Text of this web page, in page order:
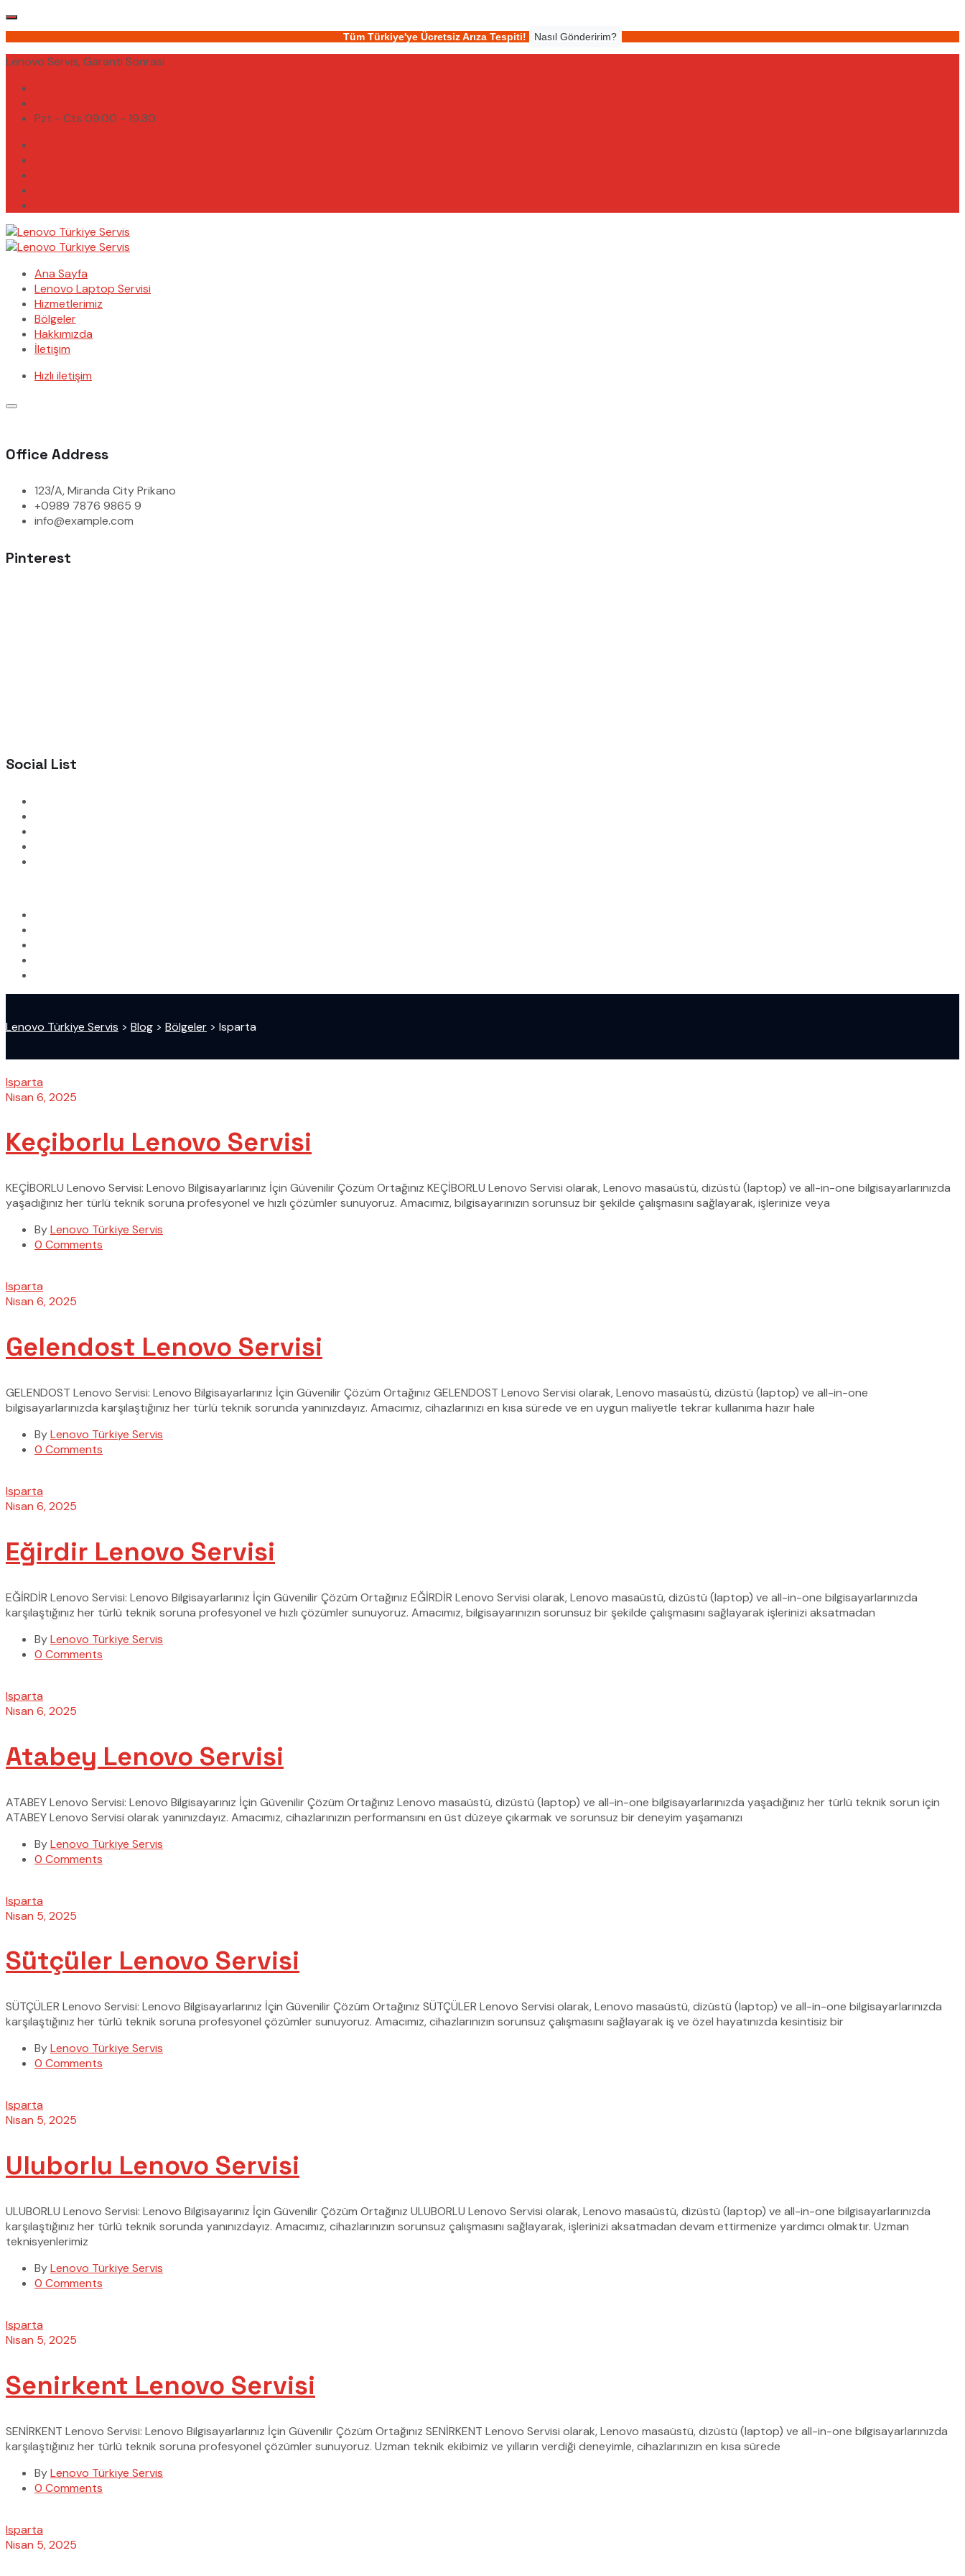
Tüm Türkiye'ye Ücretsiz Arıza Tespiti! Nasıl Gönderirim?
Lenovo Servis, Garanti Sonrası
Pzt - Cts 09.00 - 19.30
Ana Sayfa
Lenovo Laptop Servisi
Hizmetlerimiz
Bölgeler
Hakkımızda
İletişim
Hızlı iletişim
Office Address
123/A, Miranda City Prikano
+0989 7876 9865 9
info@example.com
Pinterest
Social List
Lenovo Türkiye Servis > Blog > Bölgeler > Isparta
Isparta
Nisan 6, 2025
Keçiborlu Lenovo Servisi
KEÇİBORLU Lenovo Servisi: Lenovo Bilgisayarlarınız İçin Güvenilir Çözüm Ortağınız KEÇİBORLU Lenovo Servisi olarak, Lenovo masaüstü, dizüstü (laptop) ve all-in-one bilgisayarlarınızda
yaşadığınız her türlü teknik soruna profesyonel ve hızlı çözümler sunuyoruz. Amacımız, bilgisayarınızın sorunsuz bir şekilde çalışmasını sağlayarak, işlerinize veya
ByLenovo Türkiye Servis
0 Comments
Isparta
Nisan 6, 2025
Gelendost Lenovo Servisi
GELENDOST Lenovo Servisi: Lenovo Bilgisayarlarınız İçin Güvenilir Çözüm Ortağınız GELENDOST Lenovo Servisi olarak, Lenovo masaüstü, dizüstü (laptop) ve all-in-one
bilgisayarlarınızda karşılaştığınız her türlü teknik sorunda yanınızdayız. Amacımız, cihazlarınızı en kısa sürede ve en uygun maliyetle tekrar kullanıma hazır hale
ByLenovo Türkiye Servis
0 Comments
Isparta
Nisan 6, 2025
Eğirdir Lenovo Servisi
EĞİRDİR Lenovo Servisi: Lenovo Bilgisayarlarınız İçin Güvenilir Çözüm Ortağınız EĞİRDİR Lenovo Servisi olarak, Lenovo masaüstü, dizüstü (laptop) ve all-in-one bilgisayarlarınızda
karşılaştığınız her türlü teknik soruna profesyonel ve hızlı çözümler sunuyoruz. Amacımız, bilgisayarınızın sorunsuz bir şekilde çalışmasını sağlayarak işlerinizi aksatmadan
ByLenovo Türkiye Servis
0 Comments
Isparta
Nisan 6, 2025
Atabey Lenovo Servisi
ATABEY Lenovo Servisi: Lenovo Bilgisayarınız İçin Güvenilir Çözüm Ortağınız Lenovo masaüstü, dizüstü (laptop) ve all-in-one bilgisayarlarınızda yaşadığınız her türlü teknik sorun için
ATABEY Lenovo Servisi olarak yanınızdayız. Amacımız, cihazlarınızın performansını en üst düzeye çıkarmak ve sorunsuz bir deneyim yaşamanızı
ByLenovo Türkiye Servis
0 Comments
Isparta
Nisan 5, 2025
Sütçüler Lenovo Servisi
SÜTÇÜLER Lenovo Servisi: Lenovo Bilgisayarlarınız İçin Güvenilir Çözüm Ortağınız SÜTÇÜLER Lenovo Servisi olarak, Lenovo masaüstü, dizüstü (laptop) ve all-in-one bilgisayarlarınızda
karşılaştığınız her türlü teknik soruna profesyonel çözümler sunuyoruz. Amacımız, cihazlarınızın sorunsuz çalışmasını sağlayarak iş ve özel hayatınızda kesintisiz bir
ByLenovo Türkiye Servis
0 Comments
Isparta
Nisan 5, 2025
Uluborlu Lenovo Servisi
ULUBORLU Lenovo Servisi: Lenovo Bilgisayarınız İçin Güvenilir Çözüm Ortağınız ULUBORLU Lenovo Servisi olarak, Lenovo masaüstü, dizüstü (laptop) ve all-in-one bilgisayarlarınızda
karşılaştığınız her türlü teknik sorunda yanınızdayız. Amacımız, cihazlarınızın sorunsuz çalışmasını sağlayarak, işlerinizi aksatmadan devam ettirmenize yardımcı olmaktır. Uzman
teknisyenlerimiz
ByLenovo Türkiye Servis
0 Comments
Isparta
Nisan 5, 2025
Senirkent Lenovo Servisi
SENİRKENT Lenovo Servisi: Lenovo Bilgisayarlarınız İçin Güvenilir Çözüm Ortağınız SENİRKENT Lenovo Servisi olarak, Lenovo masaüstü, dizüstü (laptop) ve all-in-one bilgisayarlarınızda
karşılaştığınız her türlü teknik soruna profesyonel çözümler sunuyoruz. Uzman teknik ekibimiz ve yılların verdiği deneyimle, cihazlarınızın en kısa sürede
ByLenovo Türkiye Servis
0 Comments
Isparta
Nisan 5, 2025